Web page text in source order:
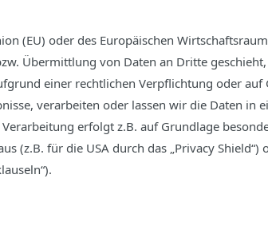
(EU) oder des Europäischen
Übermittlung von Daten an Dritte
einer rechtlichen Verpflichtung oder auf
verarbeiten oder lassen wir die Daten in
erfolgt z.B. auf Grundlage
(z.B. für die USA durch das „Privacy